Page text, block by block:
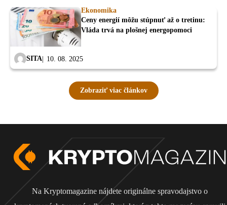
Ekonomika
Ceny energií môžu stúpnuť až o tretinu:
Vláda trvá na plošnej energopomoci
SITA 10. 08. 2025
Zobraziť viac článkov
Na Kryptomagazine nájdete originálne spravodajstvo o